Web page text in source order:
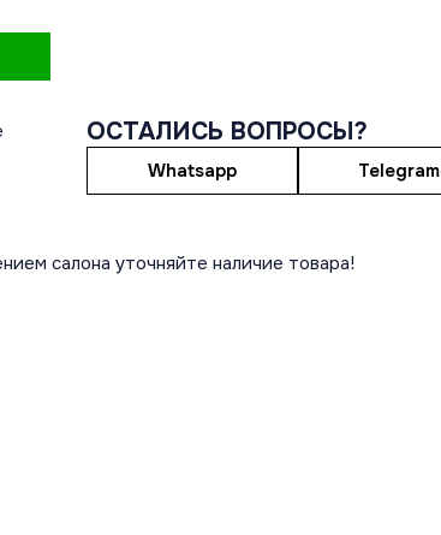
ОСТАЛИСЬ ВОПРОСЫ?
Whatsapp Telegram
салона уточняйте наличие товара!